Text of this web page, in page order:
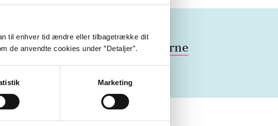
til enhver tid ændre eller tilbagetrække dit
de anvendte cookies under ”Detaljer”.
Marketing
Danmark 2010'erne